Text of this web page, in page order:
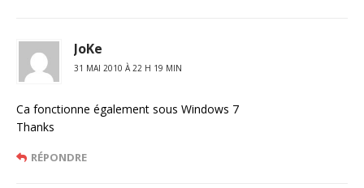
JoKe
31 MAI 2010 À 22 H 19 MIN
Ca fonctionne également sous Windows 7
Thanks
RÉPONDRE